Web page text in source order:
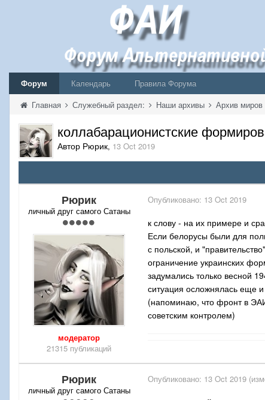
Форум Календарь
Правила Форума
Главная Служебный раздел: Наши архивы Архив миров
коллабарационистские
Автор Рюрик, 13 Oct 2019
Рюрик
личный друг самого Сатаны
модератор
21315 публикаций
Опубликовано: 13 Oct 2019
к слову - на их примере и
Если белорусы были для
с польской, и
ограничение украинских
задумались только весной
ситуация осложнялась еще
(напоминаю, что фронт в
советским контролем)
Рюрик
личный друг самого Сатаны
Опубликовано: 13 Oct 2019